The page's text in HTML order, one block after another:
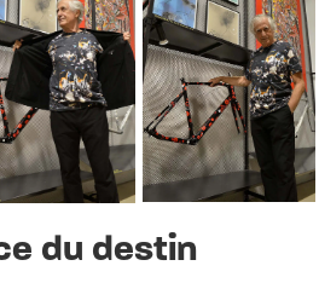
du destin